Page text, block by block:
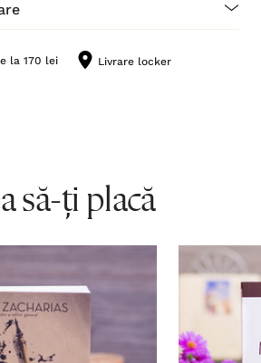
la 170 lei Livrare locker
să-ți placă